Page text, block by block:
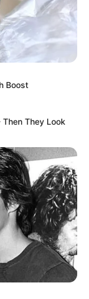
Boost
They Look